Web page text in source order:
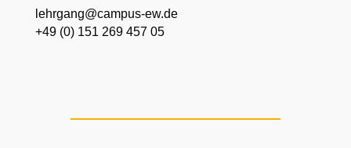
lehrgang@campus-ew.de
+49 (0) 151 269 457 05